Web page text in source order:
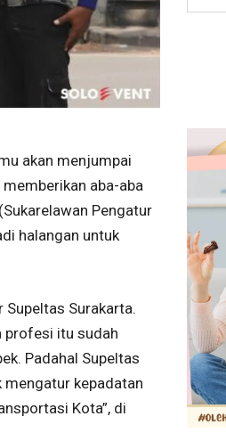
akan menjumpai
aba-aba
Pengatur
halangan untuk
Surakarta.
profesi itu sudah
Padahal Supeltas
mengatur kepadatan
Kota”, di